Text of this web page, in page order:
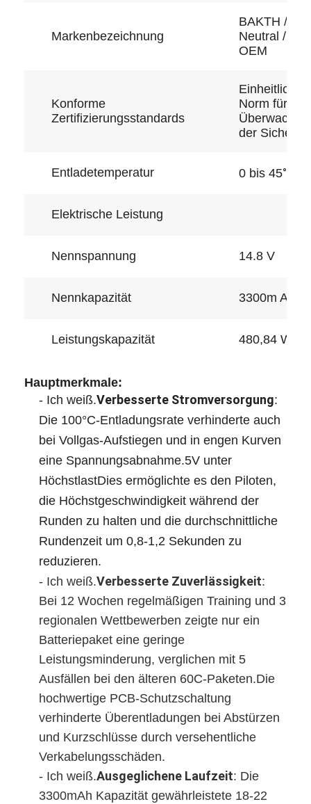
Produkte
Videos
Qualitätskontrolle
Kontaktiere uns
Nachricht
Fälle
Plaudern Sie Jetzt
Li-Polymer-Akkupack
Tiefkreislaufbatterie
BMS PCB PCM
Benutzerdefiniertes Batteriepaket
e-Fahrradbatteriesatz
UPS-Lithiumbatterien
Markenbezeichnung
BAKTH /
Neutral /
OEM
Konforme
Zertifizierungsstandards
Einheitliche
Norm für die
der
Entladetemperatur 0 bis 45°C
Elektrische Leistung
Nennspannung 14.8 V
Nennkapazität 3300m Ah
Leistungskapazität 480,84 Wh
Hauptmerkmale:
- Ich weiß.Verbesserte Stromversorgung:
Die 100°C-Entladungsrate verhinderte auch
bei Vollgas-Aufstiegen und in engen Kurven
eine Spannungsabnahme.5V unter
HöchstlastDies ermöglichte es den Piloten,
die Höchstgeschwindigkeit während der
Runden zu halten und die durchschnittliche
Rundenzeit um 0,8-1,2 Sekunden zu
reduzieren.
- Ich weiß.Verbesserte Zuverlässigkeit:
Bei 12 Wochen regelmäßigen Training und 3
regionalen Wettbewerben zeigte nur ein
Batteriepaket eine geringe
Leistungsminderung, verglichen mit 5
Ausfällen bei den älteren 60C-Paketen.Die
hochwertige PCB-Schutzschaltung
verhinderte Überentladungen bei Abstürzen
und Kurzschlüsse durch versehentliche
Verkabelungsschäden.
- Ich weiß.Ausgeglichene Laufzeit: Die
3300mAh Kapazität gewährleistete 18-22